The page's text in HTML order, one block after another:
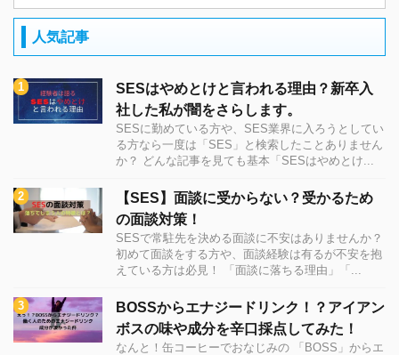
人気記事
SESはやめとけと言われる理由？新卒入
社した私が闇をさらします。
SESに勤めている方や、SES業界に入ろうとしてい
る方なら一度は「SES」と検索したことありません
か？ どんな記事を見ても基本「SESはやめとけ...
【SES】面談に受からない？受かるため
の面談対策！
SESで常駐先を決める面談に不安はありませんか？
初めて面談をする方や、面談経験は有るが不安を抱
えている方は必見！ 「面談に落ちる理由」「...
BOSSからエナジードリンク！？アイアン
ボスの味や成分を辛口採点してみた！
なんと！缶コーヒーでおなじみの 「BOSS」からエ